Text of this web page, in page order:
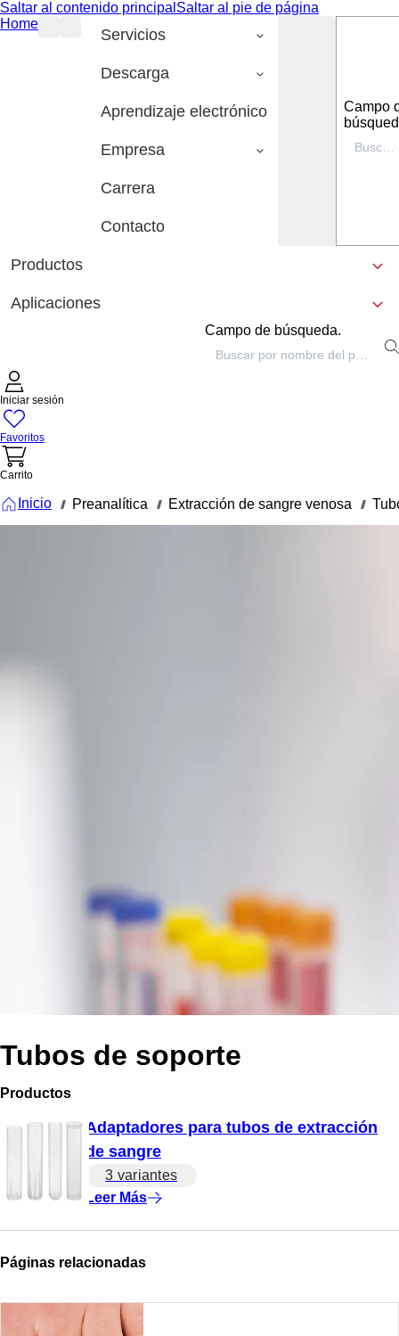
Saltar al contenido principal Saltar al pie de página
Home
Servicios
Descarga
Aprendizaje electrónico
Empresa
Carrera
Contacto
Campo
Productos
Aplicaciones
Campo de búsqueda.
Iniciar sesión
Favoritos
Carrito
Inicio /// Preanalítica /// Extracción de sangre venosa ///
Tubos de soporte
Productos
Adaptadores para tubos de extracción
de sangre
3 variantes
Leer Más
Páginas relacionadas